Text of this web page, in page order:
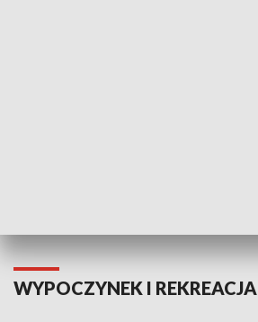
WYPOCZYNEK I REKREACJA